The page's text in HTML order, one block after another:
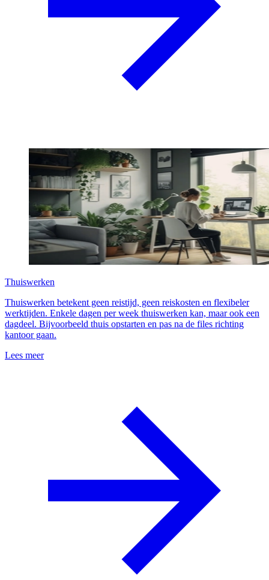
Thuiswerken
Thuiswerken betekent geen reistijd, geen reiskosten en flexibeler
werktijden. Enkele dagen per week thuiswerken kan, maar ook een
dagdeel. Bijvoorbeeld thuis opstarten en pas na de files richting
kantoor gaan.
Lees meer